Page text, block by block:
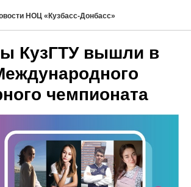
НОЦ «Кузбасс-Донбасс»
КузГТУ вышли в
чемпионата